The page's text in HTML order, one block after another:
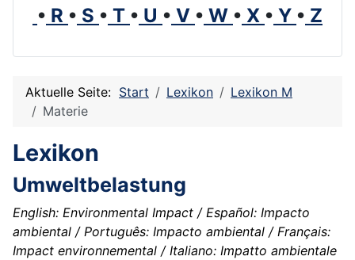
• R • S • T • U • V • W • X • Y • Z
Aktuelle Seite: Start Lexikon
Lexikon M
Materie
Lexikon
Umweltbelastung
English: Environmental Impact / Español: Impacto
ambiental / Português: Impacto ambiental / Français:
Impact environnemental / Italiano: Impatto ambientale